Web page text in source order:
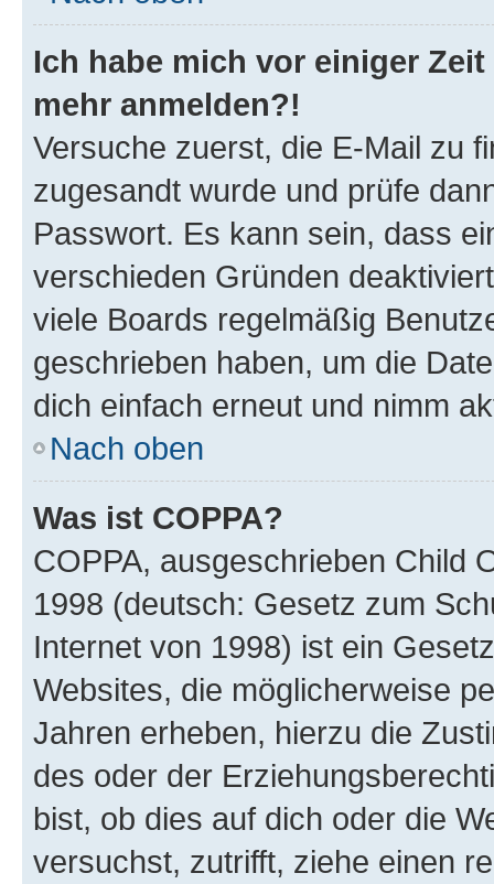
Ich habe mich vor einiger
mehr anmelden?!
Versuche zuerst, die E-Mail zu
zugesandt wurde und prüfe
Passwort. Es kann sein, dass
verschieden Gründen
viele Boards regelmäßig
geschrieben haben, um die
dich einfach erneut und nimm
Nach oben
Was ist COPPA?
COPPA, ausgeschrieben Child
1998 (deutsch: Gesetz zum
Internet von 1998) ist ein
Websites, die möglicherweise
Jahren erheben, hierzu die
des oder der
bist, ob dies auf dich oder die
versuchst, zutrifft, ziehe einen